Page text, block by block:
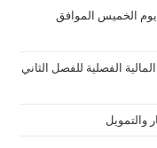
يوم الخميس الموافق
الفصلية للفصل الثاني
والتمويل